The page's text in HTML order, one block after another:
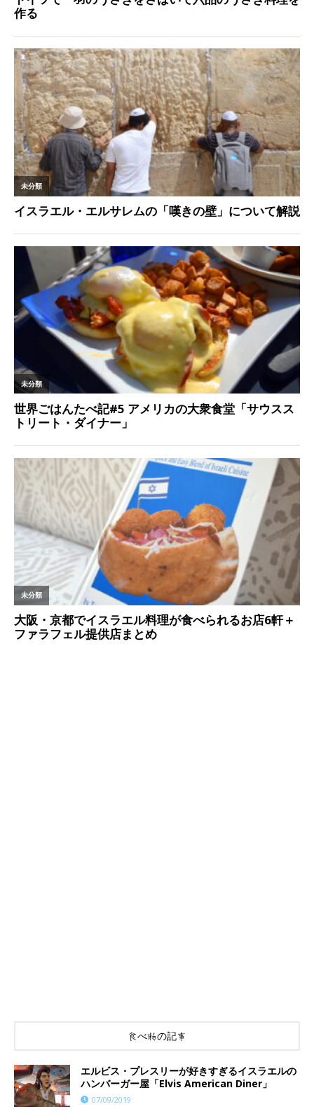
食べ物の記事
エルビス・プレスリーが好きすぎるイスラエルの
ハンバーガー屋「Elvis American Diner」
07/09/2019